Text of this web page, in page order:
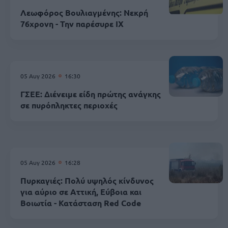
Λεωφόρος Βουλιαγμένης: Νεκρή
76χρονη - Την παρέσυρε ΙΧ
05 Αυγ 2026 16:30
ΓΣΕΕ: Διένειμε είδη πρώτης ανάγκης
σε πυρόπληκτες περιοχές
05 Αυγ 2026 16:28
Πυρκαγιές: Πολύ υψηλός κίνδυνος
για αύριο σε Αττική, Εύβοια και
Βοιωτία - Κατάσταση Red Code